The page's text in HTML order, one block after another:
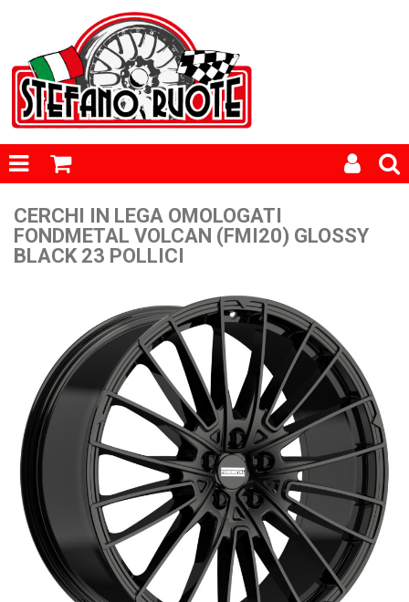
CERCHI IN LEGA OMOLOGATI
FONDMETAL VOLCAN (FMI20) GLOSSY
BLACK 23 POLLICI